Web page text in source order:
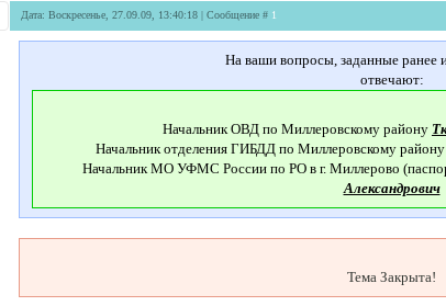
Дата: Воскресенье, 27.09.09, 13:40:18 | Сообщение # 1
На ваши вопросы, заданные ранее
отвечают:
Начальник ОВД по Миллеровскому району
Начальник отделения ГИБДД по Миллеровскому району
Начальник МО УФМС России по РО в г. Миллерово
Александрович
Тема Закрыта!